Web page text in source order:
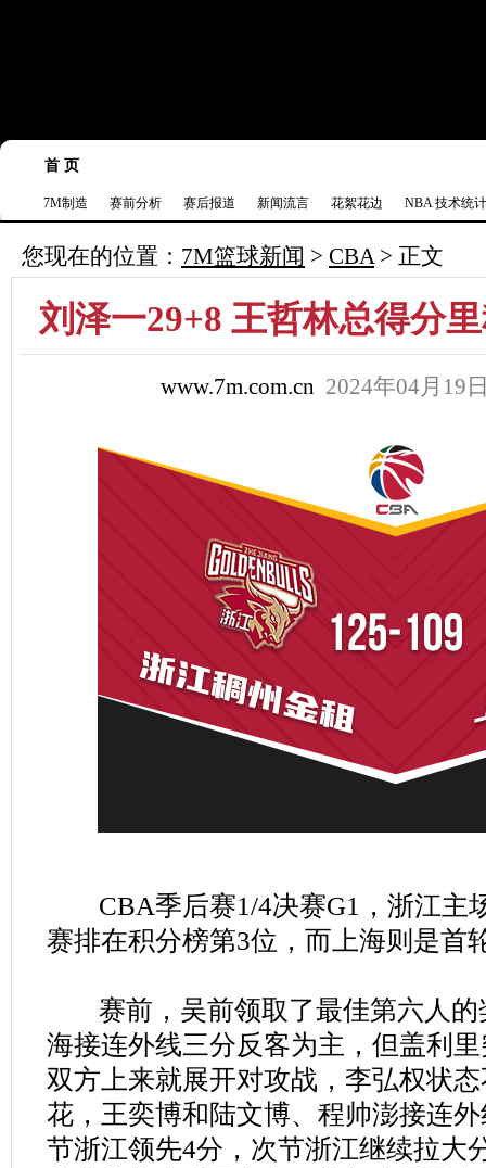
首 页
7M制造 赛前分析 赛后报道 新闻流言 花絮花边 NBA 技术统计
您现在的位置： 7M篮球新闻 > CBA> 正文
刘泽一29+8 王哲林总得分
www.7m.com.cn 2024年04月19
CBA季后赛1/4决赛G1，浙江主
赛排在积分榜第3位，而上海则是首
赛前，吴前领取了最佳第六人的
海接连外线三分反客为主，但盖利
双方上来就展开对攻战，李弘权状
花，王奕博和陆文博、程帅澎接连
节浙江领先4分，次节浙江继续拉大